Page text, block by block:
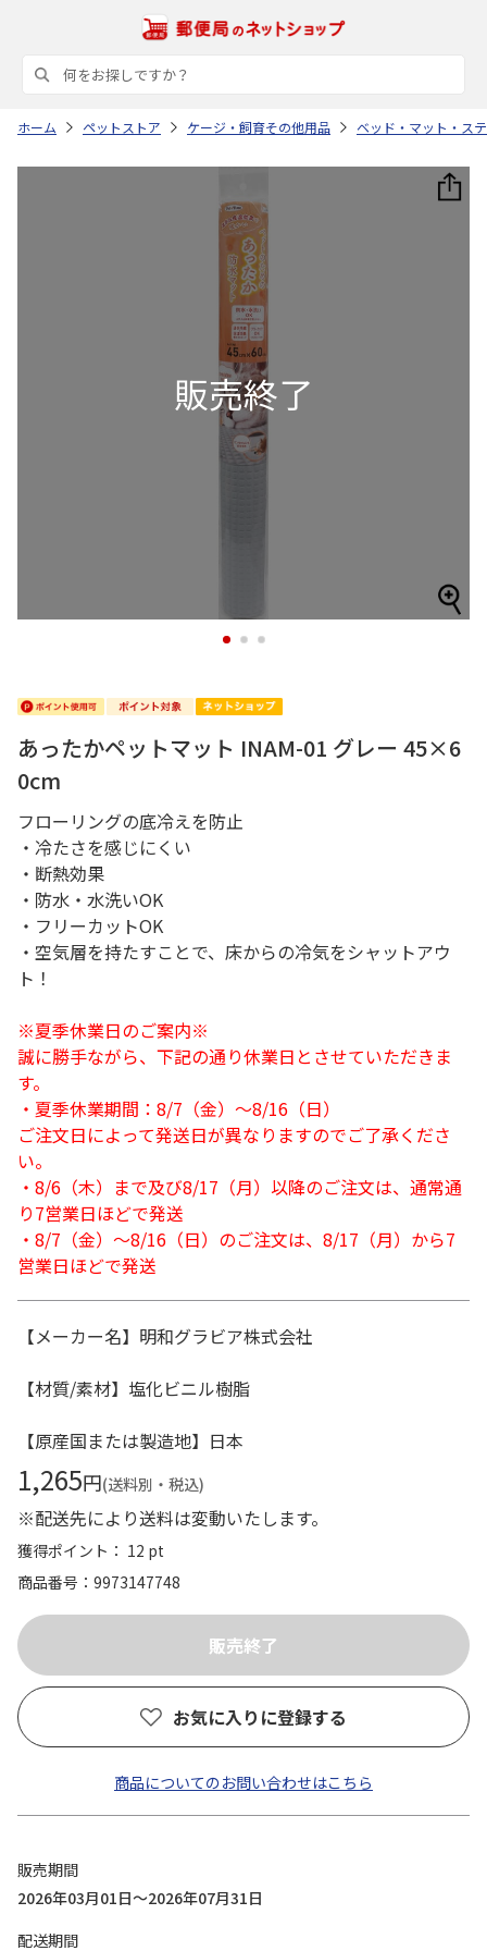
ホーム ペットストア ケージ・飼育その他用品 ベッド・マット・ス
1 2 3
あったかペットマット INAM-01 グレー 45×6
0cm
フローリングの底冷えを防止
・冷たさを感じにくい
・断熱効果
・防水・水洗いOK
・フリーカットOK
・空気層を持たすことで、床からの冷気をシャットアウ
ト！
※夏季休業日のご案内※
誠に勝手ながら、下記の通り休業日とさせていただきま
す。
・夏季休業期間：8/7（金）～8/16（日）
ご注文日によって発送日が異なりますのでご了承くださ
い。
・8/6（木）まで及び8/17（月）以降のご注文は、通常通
り7営業日ほどで発送
・8/7（金）～8/16（日）のご注文は、8/17（月）から7
営業日ほどで発送
【メーカー名】明和グラビア株式会社
【材質/素材】塩化ビニル樹脂
【原産国または製造地】日本
1,265円(送料別・税込)
※配送先により送料は変動いたします。
獲得ポイント： 12 pt
商品番号
9973147748
お気に入りに登録する
商品についてのお問い合わせはこちら
販売期間
2026年03月01日～2026年07月31日
配送期間